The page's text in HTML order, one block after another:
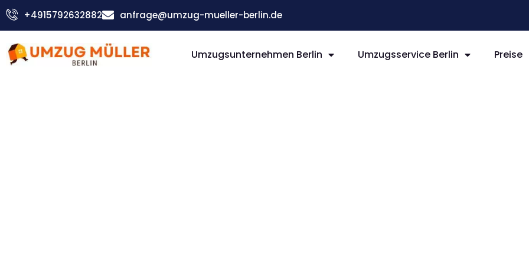
Zum
Inhalt
+4915792632882 anfrage@umzug-mueller-berlin.de
Umzugsunternehmen Berlin Umzugsservice Berlin Preise